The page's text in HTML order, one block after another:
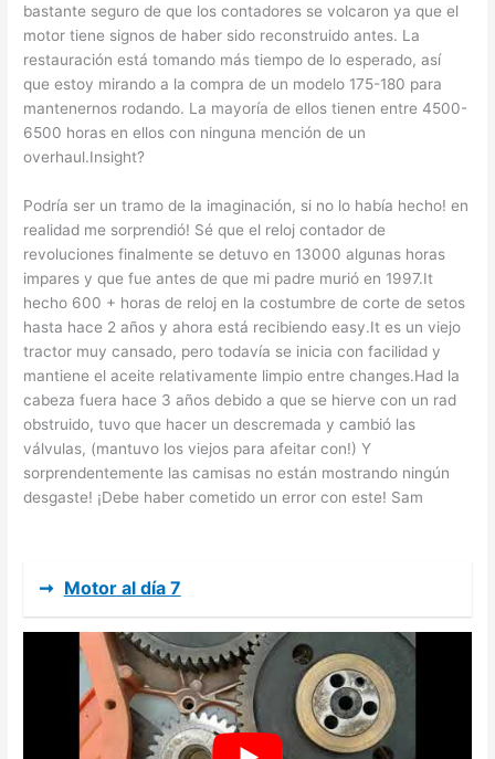
bastante seguro de que los contadores se volcaron ya que el
motor tiene signos de haber sido reconstruido antes. La
restauración está tomando más tiempo de lo esperado, así
que estoy mirando a la compra de un modelo 175-180 para
mantenernos rodando. La mayoría de ellos tienen entre 4500-
6500 horas en ellos con ninguna mención de un
overhaul.Insight?
Podría ser un tramo de la imaginación, si no lo había hecho! en
realidad me sorprendió! Sé que el reloj contador de
revoluciones finalmente se detuvo en 13000 algunas horas
impares y que fue antes de que mi padre murió en 1997.It
hecho 600 + horas de reloj en la costumbre de corte de setos
hasta hace 2 años y ahora está recibiendo easy.It es un viejo
tractor muy cansado, pero todavía se inicia con facilidad y
mantiene el aceite relativamente limpio entre changes.Had la
cabeza fuera hace 3 años debido a que se hierve con un rad
obstruido, tuvo que hacer un descremada y cambió las
válvulas, (mantuvo los viejos para afeitar con!) Y
sorprendentemente las camisas no están mostrando ningún
desgaste! ¡Debe haber cometido un error con este! Sam
➞ Motor al día 7